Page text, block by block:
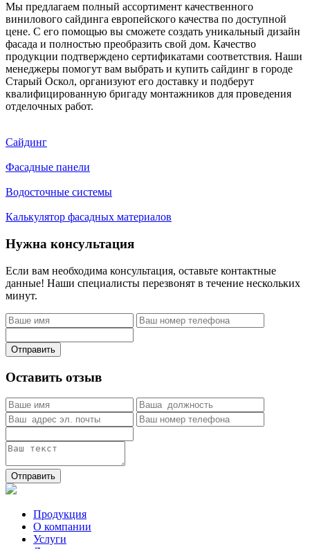
Мы предлагаем полный ассортимент качественного
винилового сайдинга европейского качества по доступной
цене. С его помощью вы сможете создать уникальный дизайн
фасада и полностью преобразить свой дом. Качество
продукции подтверждено сертификатами соответствия. Наши
менеджеры помогут вам выбрать и купить сайдинг в городе
Старый Оскол, организуют его доставку и подберут
квалифицированную бригаду монтажников для проведения
отделочных работ.
Сайдинг
Фасадные панели
Водосточные системы
Калькулятор фасадных материалов
Нужна консультация
Если вам необходима консультация, оставьте контактные
данные! Наши специалисты перезвонят в течение нескольких
минут.
Отправить
Оставить отзыв
Отправить
Продукция
О компании
Услуги